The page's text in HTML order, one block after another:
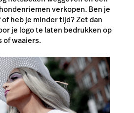
verkopen. Ben je
heb je minder tijd? Zet dan
je logo te laten bedrukken op
of waaiers.